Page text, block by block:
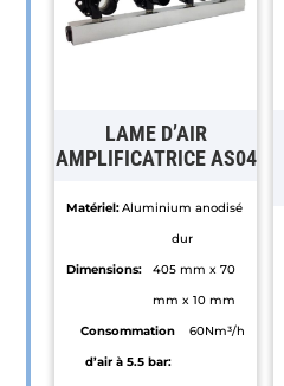
LAME D’AIR
AMPLIFICATRICE AS04
Matériel:Aluminium anodisé
dur
Dimensions:
405 mm x 70
mm x 10 mm
Consommation
d’air à 5.5 bar:
60Nm³/h